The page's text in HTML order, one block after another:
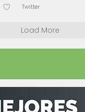
Twitter
Load More